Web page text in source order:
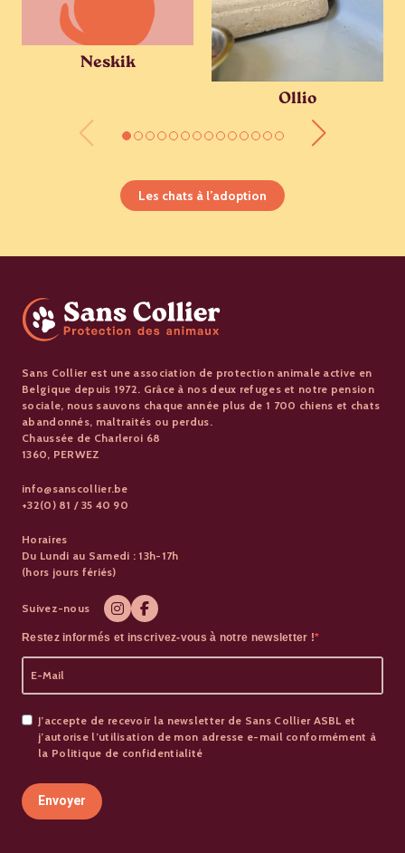
Neskik
Ollio
Les chats à l’adoption
Sans Collier est une association de protection animale active en
Belgique depuis 1972. Grâce à nos deux refuges et notre pension
sociale, nous sauvons chaque année plus de 1 700 chiens et chats
abandonnés, maltraités ou perdus.
Chaussée de Charleroi 68
1360, PERWEZ
info@sanscollier.be
+32(0) 81 / 35 40 90
Horaires
Du Lundi au Samedi : 13h-17h
(hors jours fériés)
Suivez-nous
Restez informés et inscrivez-vous à notre newsletter !
J’accepte de recevoir la newsletter de Sans Collier ASBL et
j’autorise l’utilisation de mon adresse e-mail conformément à
la Politique de confidentialité
Envoyer